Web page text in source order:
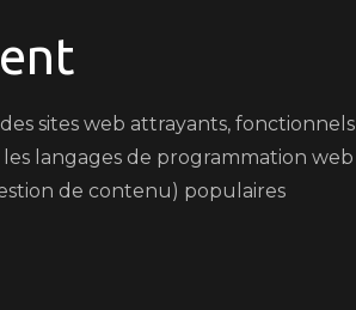
sites web attrayants, fonctionnels
langages de programmation web
de contenu) populaires